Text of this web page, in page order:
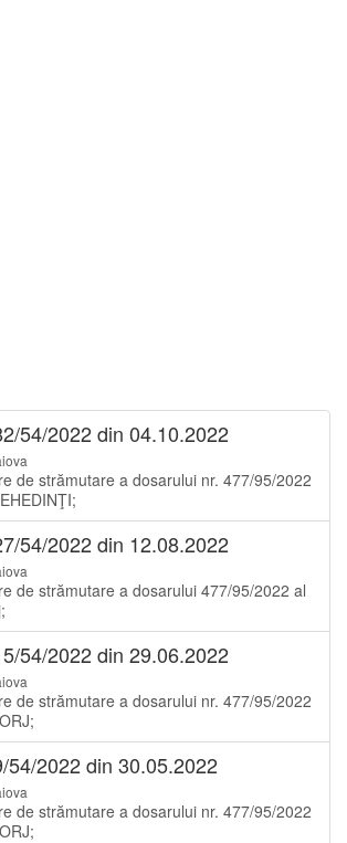
54/2022 din 04.10.2022
de strămutare a dosarului nr. 477/95/2022
54/2022 din 12.08.2022
de strămutare a dosarului 477/95/2022 al
54/2022 din 29.06.2022
de strămutare a dosarului nr. 477/95/2022
2022 din 30.05.2022
de strămutare a dosarului nr. 477/95/2022